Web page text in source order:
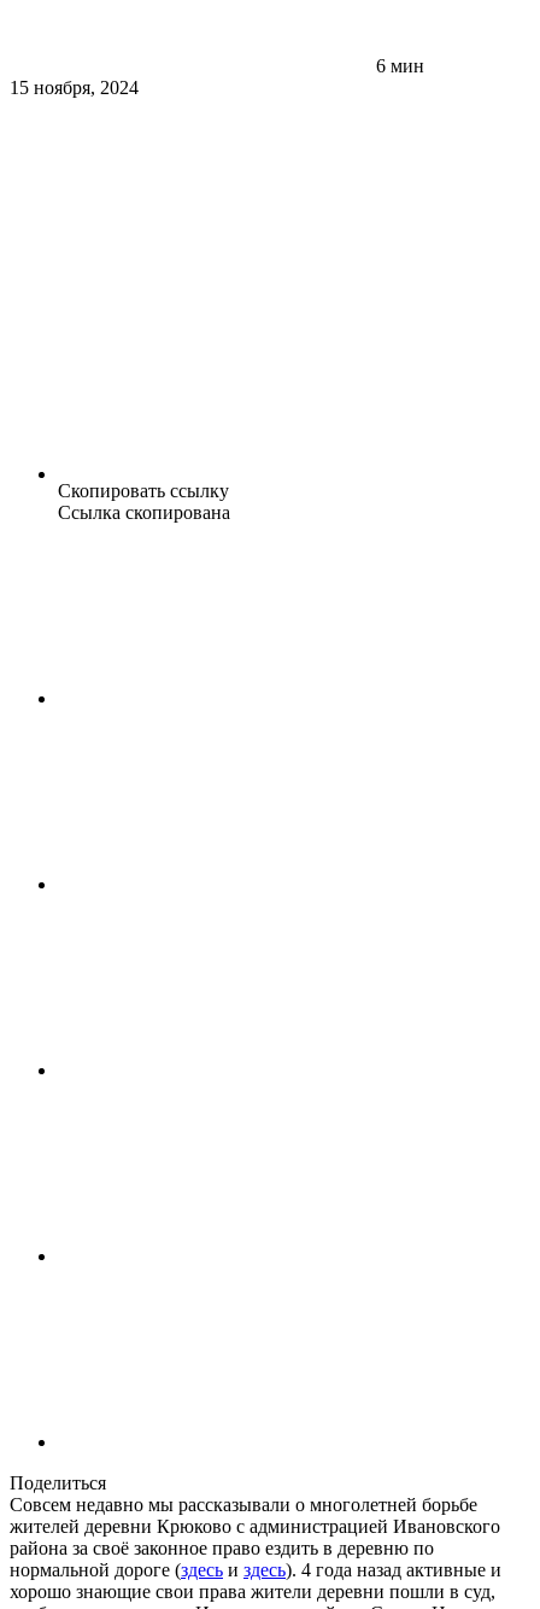
6 мин
15 ноября, 2024
Скопировать ссылку
Ссылка скопирована
Поделиться
Совсем недавно мы рассказывали о многолетней борьбе
жителей деревни Крюково с администрацией Ивановского
района за своё законное право ездить в деревню по
нормальной дороге (здесь и здесь). 4 года назад активные и
хорошо знающие свои права жители деревни пошли в суд,